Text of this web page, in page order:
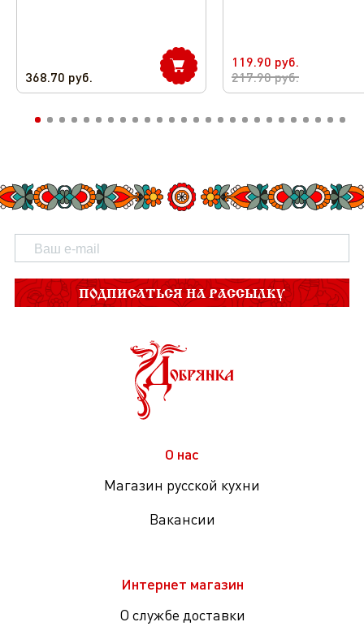
368.70 руб.
119.90 руб.
217.90руб.
ПОДПИСАТЬСЯ НА РАССЫЛКУ
О нас
Магазин русской кухни
Вакансии
Интернет магазин
О службе доставки